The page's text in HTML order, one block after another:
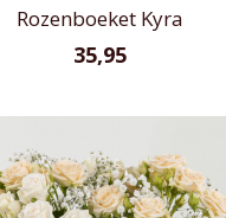
Rozenboeket Kyra
35,95